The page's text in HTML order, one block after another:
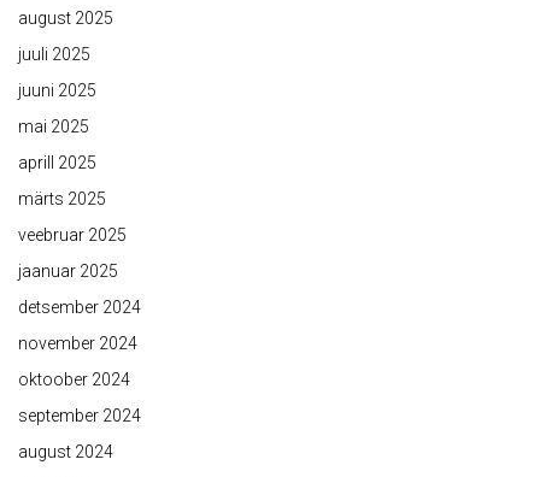
august 2025
juuli 2025
juuni 2025
mai 2025
aprill 2025
märts 2025
veebruar 2025
jaanuar 2025
detsember 2024
november 2024
oktoober 2024
september 2024
august 2024